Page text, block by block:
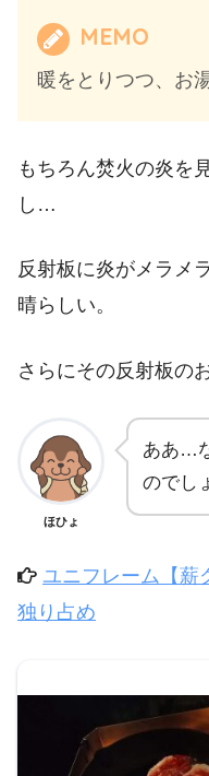
MEMO
暖をとりつつ、お
もちろん焚火の炎を
し…
反射板に炎がメラメ
晴らしい。
さらにその反射板の
ほひょ
ああ…
のでし
ユニフレーム【薪
独り占め